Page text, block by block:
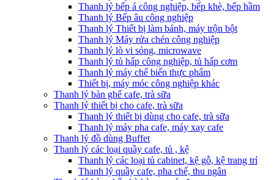
Thanh lý bếp á công nghiệp, bếp khè, bếp hầm
Thanh lý Bếp âu công nghiệp
Thanh lý Thiết bị làm bánh, máy trộn bột
Thanh lý Máy rửa chén công nghiệp
Thanh lý lò vi sóng, microwave
Thanh lý tủ hấp công nghiệp, tủ hấp cơm
Thanh lý máy chế biến thực phẩm
Thiết bị, máy móc công nghiệp khác
Thanh lý bàn ghế cafe, trà sữa
Thanh lý thiết bị cho cafe, trà sữa
Thanh lý thiết bị dùng cho cafe, trà sữa
Thanh lý máy pha cafe, máy xay cafe
Thanh lý đồ dùng Buffet
Thanh lý các loại quầy cafe, tủ , kệ
Thanh lý các loại tủ cabinet, kệ gỗ, kệ trang trí
Thanh lý quầy cafe, pha chế, thu ngân